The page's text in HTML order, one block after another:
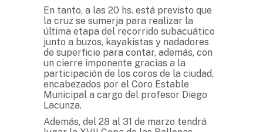
En tanto, a las 20 hs. está previsto que
la cruz se sumerja para realizar la
última etapa del recorrido subacuático
junto a buzos, kayakistas y nadadores
de superficie para contar, además, con
un cierre imponente gracias a la
participación de los coros de la ciudad,
encabezados por el Coro Estable
Municipal a cargo del profesor Diego
Lacunza.
Además, del 28 al 31 de marzo tendrá